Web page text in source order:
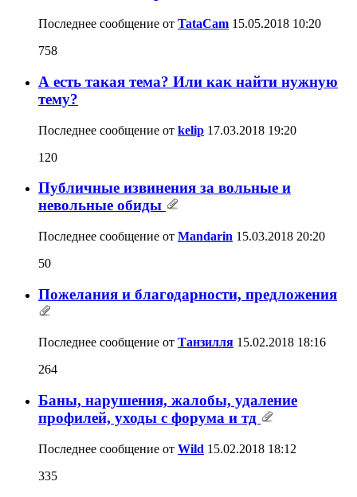
Последнее сообщение от TataCam 15.05.2018 10:20
758
А есть такая тема? Или как найти нужную
тему?
Последнее сообщение от kelip 17.03.2018 19:20
120
Публичные извинения за вольные и
невольные обиды
Последнее сообщение от Mandarin 15.03.2018 20:20
50
Пожелания и благодарности, предложения
Последнее сообщение от Танзилля 15.02.2018 18:16
264
Баны, нарушения, жалобы, удаление
профилей, уходы с форума и тд
Последнее сообщение от Wild 15.02.2018 18:12
335